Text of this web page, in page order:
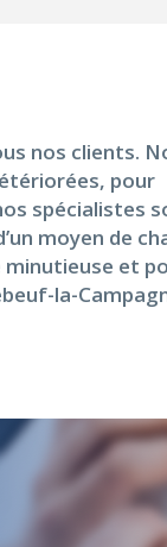
nos clients.
pour
spécialistes
moyen de
et
la-